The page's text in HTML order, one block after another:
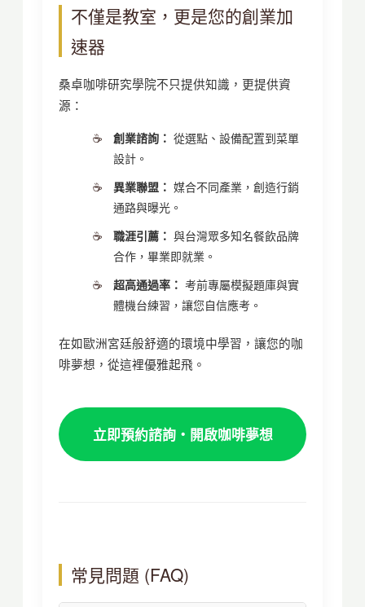
不僅是教室，更是您的創業加
速器
桑卓咖啡研究學院不只提供知識，更提供資
源：
創業諮詢： 從選點、設備配置到菜單
設計。
異業聯盟： 媒合不同產業，創造行銷
通路與曝光。
職涯引薦： 與台灣眾多知名餐飲品牌
合作，畢業即就業。
超高通過率： 考前專屬模擬題庫與實
體機台練習，讓您自信應考。
在如歐洲宮廷般舒適的環境中學習，讓您的咖
啡夢想，從這裡優雅起飛。
立即預約諮詢・開啟咖啡夢想
常見問題 (FAQ)